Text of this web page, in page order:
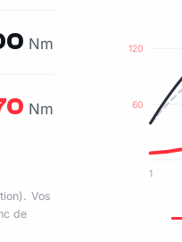
Nm
Nm
Vos
de
60
120
1